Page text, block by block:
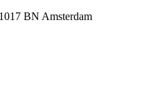
BN Amsterdam